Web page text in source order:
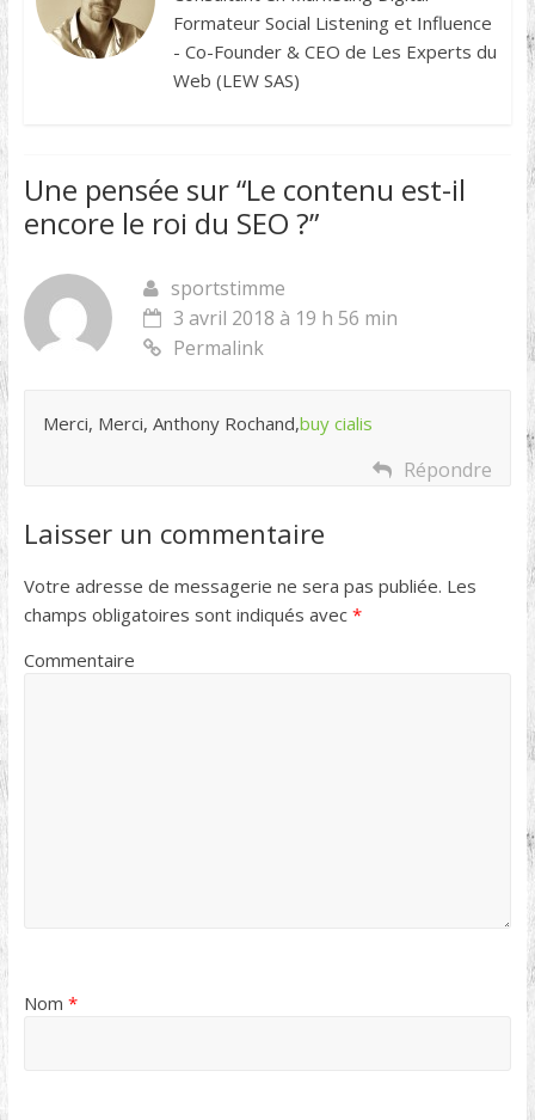
Formateur Social Listening et Influence
- Co-Founder & CEO de Les Experts du
Web (LEW SAS)
Une pensée sur “Le contenu est-il
encore le roi du SEO ?”
sportstimme
3 avril 2018 à 19 h 56 min
Permalink
Merci, Merci, Anthony Rochand,buy cialis
Répondre
Laisser un commentaire
Votre adresse de messagerie ne sera pas publiée. Les
champs obligatoires sont indiqués avec *
Commentaire
Nom *